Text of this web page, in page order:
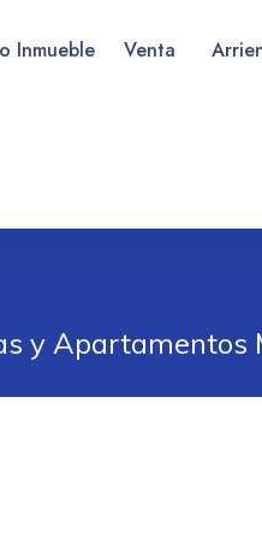
Inmueble Venta
y Apartamentos